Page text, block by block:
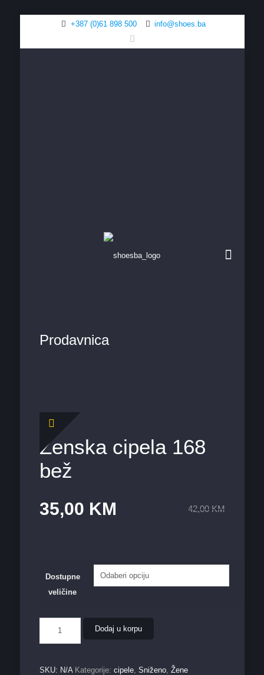
+387 (0)61 898 500 info@shoes.ba
Prodavnica
Ženska cipela 168
bež
42,00 KM
35,00 KM
Dostupne
veličine
cipela
168
količina
Dodaj u korpu
SKU: N/A Kategorije: cipele, Sniženo, Žene